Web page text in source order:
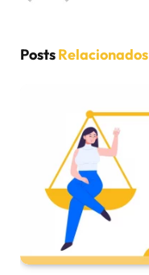
PostsRelacionados